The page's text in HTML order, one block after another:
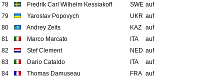
78
Fredrik Carl Wilhelm Kessiakoff SWE auf
79
Yaroslav Popovych UKR auf
80
Andrey Zeits KAZ auf
81
Marco Marcato ITA
auf
82
Stef Clement NED auf
83
Dario Cataldo ITA
auf
84
Thomas Damuseau FRA auf